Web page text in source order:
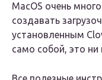
MacOS очень
создавать
установленным
само собой, это